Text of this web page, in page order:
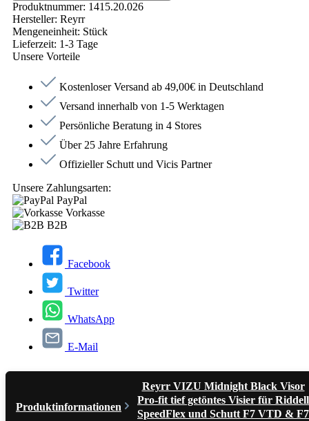
Produktnummer: 1415.20.026
Hersteller: Reyrr
Mengeneinheit: Stück
Lieferzeit: 1-3 Tage
Unsere Vorteile
Kostenloser Versand ab 49,00€ in Deutschland
Versand innerhalb von 1-5 Werktagen
Persönliche Beratung in 4 Stores
Über 25 Jahre Erfahrung
Offizieller Schutt und Vicis Partner
Unsere Zahlungsarten:
PayPal
Vorkasse
B2B
Facebook
Twitter
WhatsApp
E-Mail
Produktinformationen
Reyrr VIZU Midnight Black Visor
Pro-fit tief getöntes Visier für Riddell
SpeedFlex und Schutt F7 VTD & F7